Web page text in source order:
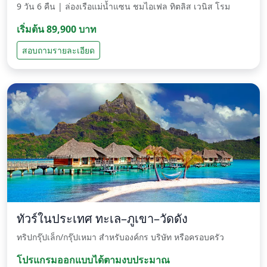
9 วัน 6 คืน | ล่องเรือแม่น้ำแซน ชมไอเฟล ทิตลิส เวนิส โรม
เริ่มต้น 89,900 บาท
สอบถามรายละเอียด
ทัวร์ในประเทศ ทะเล–ภูเขา–วัดดัง
ทริปกรุ๊ปเล็ก/กรุ๊ปเหมา สำหรับองค์กร บริษัท หรือครอบครัว
โปรแกรมออกแบบได้ตามงบประมาณ